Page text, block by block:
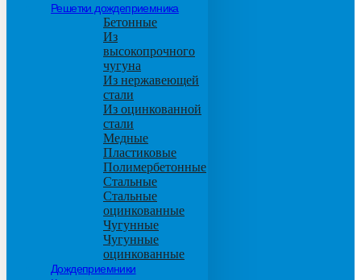
Решетки дождеприемника
Бетонные
Из
высокопрочного
чугуна
Из нержавеющей
стали
Из оцинкованной
стали
Медные
Пластиковые
Полимербетонные
Стальные
Стальные
оцинкованные
Чугунные
Чугунные
оцинкованные
Дождеприемники